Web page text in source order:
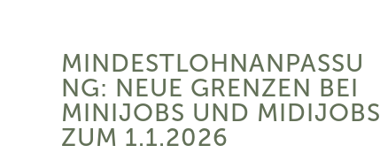
MINDESTLOHNANPASSU
NG: NEUE GRENZEN BEI
MINIJOBS UND MIDIJOBS
ZUM 1.1.2026